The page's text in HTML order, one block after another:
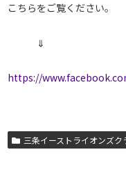
こちらをご覧ください。
⇓
https://
三条イーストライオンズク